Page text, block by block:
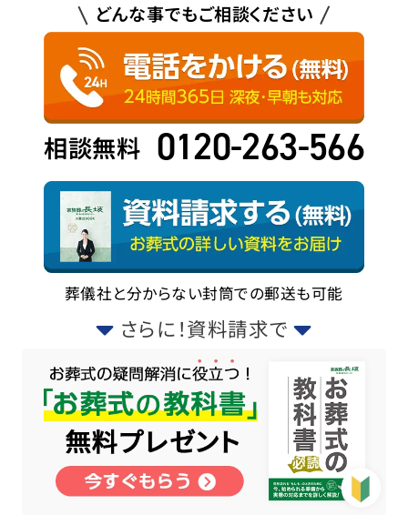
どんな事でもご相談ください
相談無料 0120-263-566
葬儀社と分からない封筒での郵送も可能
さらに！資料請求で